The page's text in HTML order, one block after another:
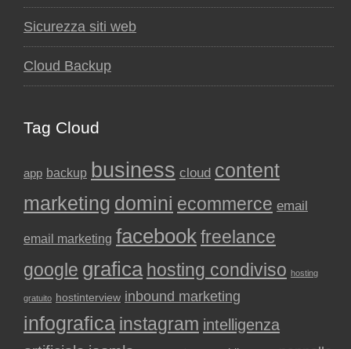
Sicurezza siti web
Cloud Backup
Tag Cloud
app backup business cloud content
marketing domini ecommerce email
email marketing facebookfreelance
google grafica hosting condiviso hosting
gratuito hostinterview inbound marketing
infografica instagram intelligenza